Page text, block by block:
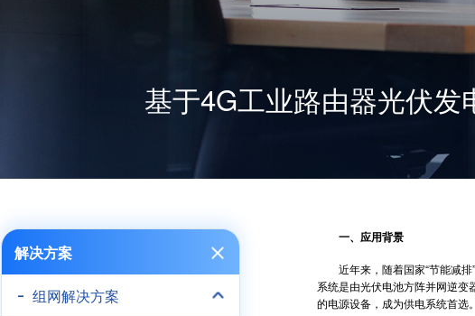
基于4G工业路由器光伏
解决方案
组网解决方案
一、应用背景
近年来，随着国家“节能减排”
系统是由光伏电池方阵并网逆
的电源设备，成为供电系统首选。